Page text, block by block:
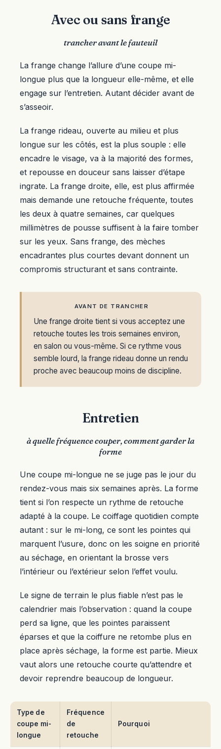
Avec ou sans frange
trancher avant le fauteuil
La frange change l’allure d’une coupe mi-
longue plus que la longueur elle-même, et elle
engage sur l’entretien. Autant décider avant de
s’asseoir.
La frange rideau, ouverte au milieu et plus
longue sur les côtés, est la plus souple : elle
encadre le visage, va à la majorité des formes,
et repousse en douceur sans laisser d’étape
ingrate. La frange droite, elle, est plus affirmée
mais demande une retouche fréquente, toutes
les deux à quatre semaines, car quelques
millimètres de pousse suffisent à la faire tomber
sur les yeux. Sans frange, des mèches
encadrantes plus courtes devant donnent un
compromis structurant et sans contrainte.
AVANT DE TRANCHER
Une frange droite tient si vous acceptez une
retouche toutes les trois semaines environ,
en salon ou vous-même. Si ce rythme vous
semble lourd, la frange rideau donne un rendu
proche avec beaucoup moins de discipline.
Entretien
à quelle fréquence couper, comment garder la
forme
Une coupe mi-longue ne se juge pas le jour du
rendez-vous mais six semaines après. La forme
tient si l’on respecte un rythme de retouche
adapté à la coupe. Le coiffage quotidien compte
autant : sur le mi-long, ce sont les pointes qui
marquent l’usure, donc on les soigne en priorité
au séchage, en orientant la brosse vers
l’intérieur ou l’extérieur selon l’effet voulu.
Le signe de terrain le plus fiable n’est pas le
calendrier mais l’observation : quand la coupe
perd sa ligne, que les pointes paraissent
éparses et que la coiffure ne retombe plus en
place après séchage, la forme est partie. Mieux
vaut alors une retouche courte qu’attendre et
devoir reprendre beaucoup de longueur.
Type de
coupe mi-
longue
Fréquence
de
retouche
Pourquoi